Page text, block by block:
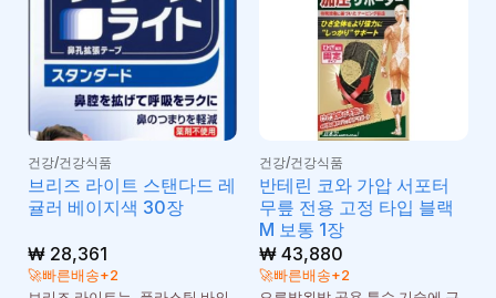
건강/건강식품
브리즈 라이트 스탠다드 레
귤러 베이지색 30장
₩28,361
🚀빠른배송+2
건강/건강식품
반테린 코와 가압 서포터
무릎 전용 고정 타입 블랙
M 보통 1장
₩43,880
🚀빠른배송+2